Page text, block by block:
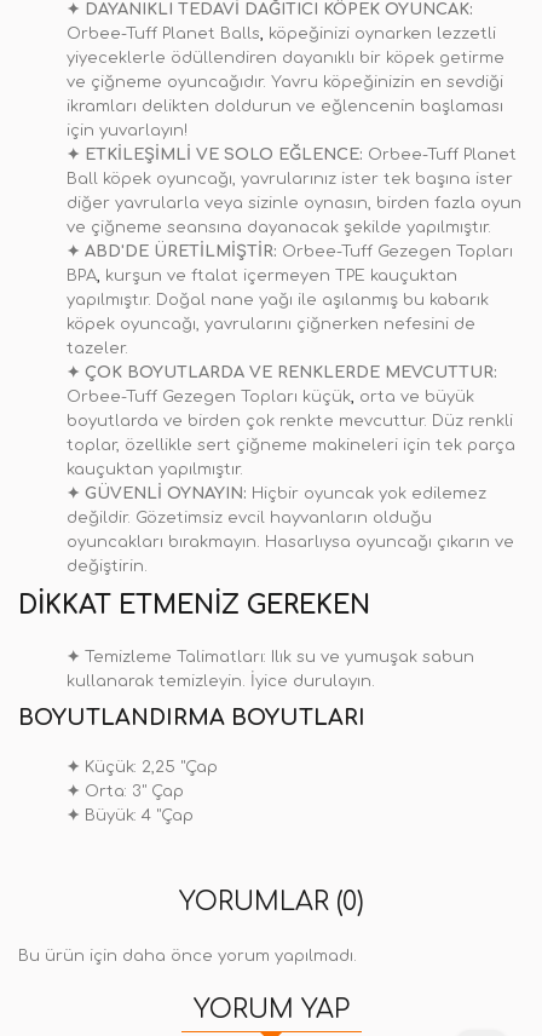
✦ DAYANIKLI TEDAVİ DAĞITICI KÖPEK OYUNCAK:
Orbee-Tuff Planet Balls, köpeğinizi oynarken lezzetli
yiyeceklerle ödüllendiren dayanıklı bir köpek getirme
ve çiğneme oyuncağıdır. Yavru köpeğinizin en sevdiği
ikramları delikten doldurun ve eğlencenin başlaması
için yuvarlayın!
✦ ETKİLEŞİMLİ VE SOLO EĞLENCE: Orbee-Tuff Planet
Ball köpek oyuncağı, yavrularınız ister tek başına ister
diğer yavrularla veya sizinle oynasın, birden fazla oyun
ve çiğneme seansına dayanacak şekilde yapılmıştır.
✦ ABD'DE ÜRETİLMİŞTİR: Orbee-Tuff Gezegen Topları
BPA, kurşun ve ftalat içermeyen TPE kauçuktan
yapılmıştır. Doğal nane yağı ile aşılanmış bu kabarık
köpek oyuncağı, yavrularını çiğnerken nefesini de
tazeler.
✦ ÇOK BOYUTLARDA VE RENKLERDE MEVCUTTUR:
Orbee-Tuff Gezegen Topları küçük, orta ve büyük
boyutlarda ve birden çok renkte mevcuttur. Düz renkli
toplar, özellikle sert çiğneme makineleri için tek parça
kauçuktan yapılmıştır.
✦ GÜVENLİ OYNAYIN: Hiçbir oyuncak yok edilemez
değildir. Gözetimsiz evcil hayvanların olduğu
oyuncakları bırakmayın. Hasarlıysa oyuncağı çıkarın ve
değiştirin.
DIKKAT ETMENIZ GEREKEN
✦ Temizleme Talimatları: Ilık su ve yumuşak sabun
kullanarak temizleyin. İyice durulayın.
BOYUTLANDIRMA BOYUTLARI
✦ Küçük: 2,25 "Çap
✦ Orta: 3" Çap
✦ Büyük: 4 "Çap
YORUMLAR (0)
Bu ürün için daha önce yorum yapılmadı.
YORUM YAP